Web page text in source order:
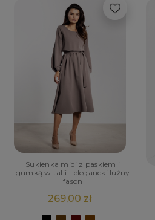
Sukienka midi z paskiem i
gumką w talii - elegancki luźny
fason
269,00 zł